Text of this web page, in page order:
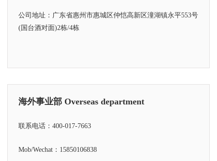
公司地址：广东省惠州市惠城区仲恺高新区潼湖镇永平553号
(国台酒对面)2栋/4栋
海外事业部 Overseas department
联系电话：400-017-7663
Mob/Wechat： 15850106838